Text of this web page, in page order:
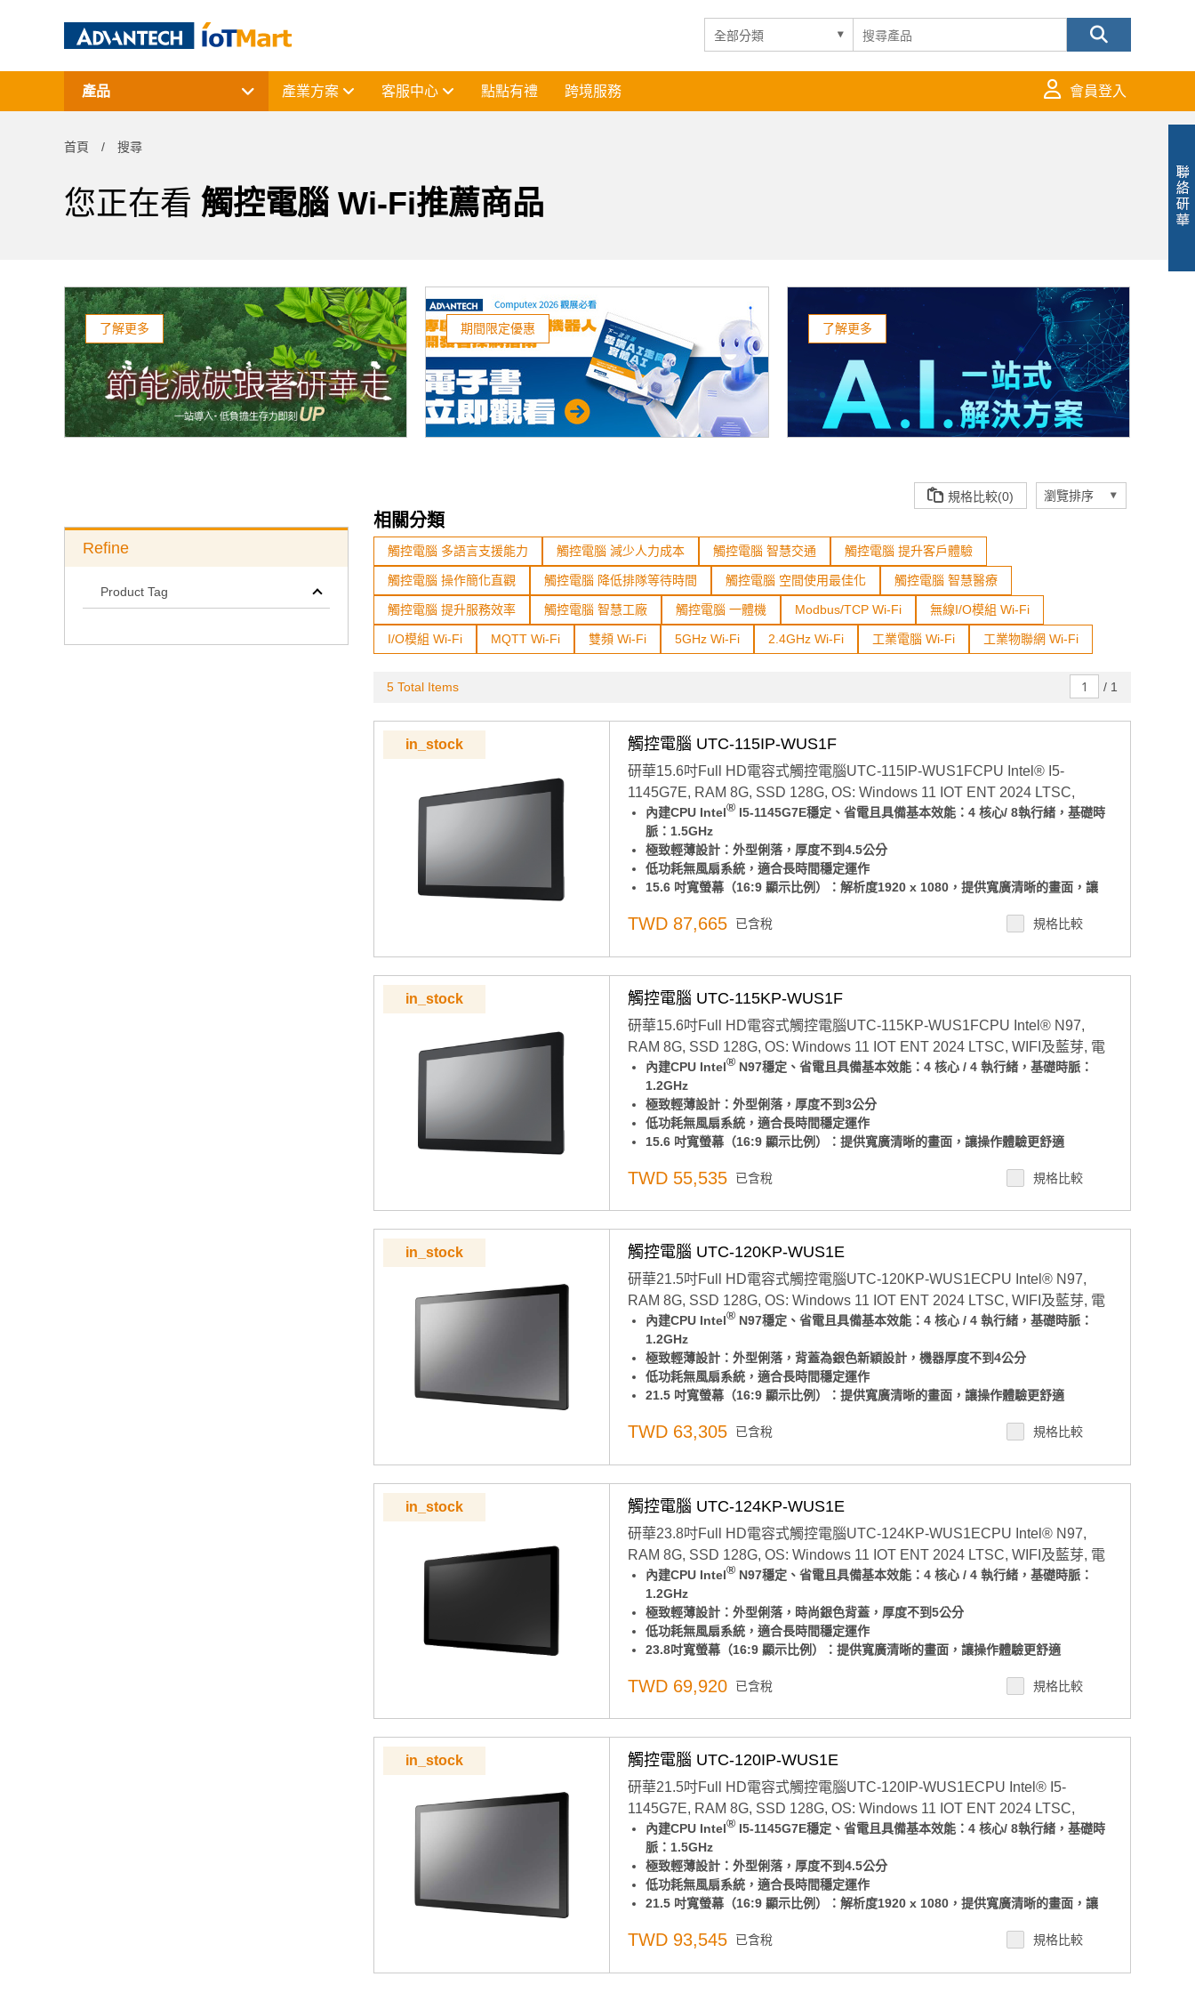
產品 產業方案 客服中心 點點有禮 跨境服務 會員登入
電腦平台
周邊應用組件
授權軟體與研華課程
首頁 搜尋
您正在看 觸控電腦 Wi-Fi推薦商品
了解更多 期間限定優惠 了解更多
規格比較(0)
Refine
Product Tag
相關分類
觸控電腦 多語言支援能力 觸控電腦 減少人力成本 觸控電腦 智慧交通 觸控電腦 提升客戶體驗
觸控電腦 操作簡化直觀 觸控電腦 降低排隊等待時間 觸控電腦 空間使用最佳化 觸控電腦 智慧醫療
觸控電腦 提升服務效率 觸控電腦 智慧工廠 觸控電腦 一體機 Modbus/TCP Wi-Fi 無線I/O模組 Wi-Fi
I/O模組 Wi-Fi MQTT Wi-Fi 雙頻 Wi-Fi 5GHz Wi-Fi 2.4GHz Wi-Fi 工業電腦 Wi-Fi 工業物聯網 Wi-Fi
5 Total Items / 1
in_stock 觸控電腦 UTC-115IP-WUS1F
研華15.6吋Full HD電容式觸控電腦UTC-115IP-WUS1FCPU Intel® I5-
1145G7E, RAM 8G, SSD 128G, OS: Windows 11 IOT ENT 2024 LTSC,
WIFI及藍芽, 電源線（台灣）
內建CPU Intel®I5-1145G7E穩定、省電且具備基本效能：4 核心/ 8執行緒，基礎時
脈：1.5GHz
極致輕薄設計：外型俐落，厚度不到4.5公分
低功耗無風扇系統，適合長時間穩定運作
15.6 吋寬螢幕（16:9 顯示比例）：解析度1920 x 1080，提供寬廣清晰的畫面，讓
前面板達 IP65 防水防塵等級：適用於工廠、廚房、戶外等多種場合
可橫放也可直立使用，不受空間限制，彈性對應各種需求
支援 VESA 100mm 標準壁掛孔：安裝多元，自由擴充不設限
穩定作業系統：內建 Windows 11 IOT ENT LTSC 2024 版本(也可支援Windows
10)
點擊查看
為什麼要用Windows IOT版本？與PRO版本有什麼差異?
此組態也可以搭配不同RAM、SSD規格，若有需要客製化搭配請洽業務諮詢，須注
意：組裝品交期較長，交期以業務確認為準
支援DeviceOn/iService軟體，進行遠端設備管理
TWD 87,665 已含稅 規格比較
in_stock 觸控電腦 UTC-115KP-WUS1F
研華15.6吋Full HD電容式觸控電腦UTC-115KP-WUS1FCPU Intel® N97,
RAM 8G, SSD 128G, OS: Windows 11 IOT ENT 2024 LTSC, WIFI及藍芽, 電
源線（台灣）
內建CPU Intel®N97穩定、省電且具備基本效能：4 核心 / 4 執行緒，基礎時脈：
1.2GHz
極致輕薄設計：外型俐落，厚度不到3公分
低功耗無風扇系統，適合長時間穩定運作
15.6 吋寬螢幕（16:9 顯示比例）：提供寬廣清晰的畫面，讓操作體驗更舒適
極簡背蓋設計，支援三向 I/O 走線，佈線整齊清爽，維護更輕鬆
支援 VESA 100mm 標準壁掛孔：安裝多元，自由擴充不設限
穩定作業系統：內建 Windows 11 IOT ENT LTSC 2024 版本(也可支援Windows
10)
點擊查看為什麼要用Windows IOT版本？與PRO版本有什麼差異?
此組態也可以搭配不同RAM、SSD規格，若有需要客製化搭配請洽業務諮詢，須注
意：組裝品交期較長，交期以業務確認為準
TWD 55,535 已含稅 規格比較
in_stock 觸控電腦 UTC-120KP-WUS1E
研華21.5吋Full HD電容式觸控電腦UTC-120KP-WUS1ECPU Intel® N97,
RAM 8G, SSD 128G, OS: Windows 11 IOT ENT 2024 LTSC, WIFI及藍芽, 電
源線（台灣）
內建CPU Intel®N97穩定、省電且具備基本效能：4 核心 / 4 執行緒，基礎時脈：
1.2GHz
極致輕薄設計：外型俐落，背蓋為銀色新穎設計，機器厚度不到4公分
低功耗無風扇系統，適合長時間穩定運作
21.5 吋寬螢幕（16:9 顯示比例）：提供寬廣清晰的畫面，讓操作體驗更舒適
極簡背蓋設計，支援三向 I/O 走線，佈線整齊清爽，維護更輕鬆
支援 VESA 100*100mm 標準壁掛孔：安裝多元，自由擴充不設限
穩定作業系統：內建 Windows 11 IOT ENT LTSC 2024 版本(也可支援Windows
10)
點擊查看 為什麼要用Windows IOT版本？與PRO版本有什麼差異?
此組態也可以搭配不同RAM、SSD規格，若有需要客製化搭配請洽業務諮詢，須注
意：組裝品交期較長，交期以業務確認為準
TWD 63,305 已含稅 規格比較
in_stock 觸控電腦 UTC-124KP-WUS1E
研華23.8吋Full HD電容式觸控電腦UTC-124KP-WUS1ECPU Intel® N97,
RAM 8G, SSD 128G, OS: Windows 11 IOT ENT 2024 LTSC, WIFI及藍芽, 電
源線（台灣）
內建CPU Intel®N97穩定、省電且具備基本效能：4 核心 / 4 執行緒，基礎時脈：
1.2GHz
極致輕薄設計：外型俐落，時尚銀色背蓋，厚度不到5公分
低功耗無風扇系統，適合長時間穩定運作
23.8吋寬螢幕（16:9 顯示比例）：提供寬廣清晰的畫面，讓操作體驗更舒適
極簡背蓋設計，支援三向 I/O 走線，佈線整齊清爽，維護更輕鬆
支援 VESA 100*100mm 標準壁掛孔：安裝多元，自由擴充不設限
穩定作業系統：內建 Windows 11 IOT ENT LTSC 2024 版本(也可支援Windows
10)
點擊查看為什麼要用Windows IOT版本？與PRO版本有什麼差異?
此組態也可以搭配不同RAM、SSD規格，若有需要客製化搭配請洽業務諮詢，須注
意：組裝品交期較長，交期以業務確認為準
TWD 69,920 已含稅 規格比較
in_stock 觸控電腦 UTC-120IP-WUS1E
研華21.5吋Full HD電容式觸控電腦UTC-120IP-WUS1ECPU Intel® I5-
1145G7E, RAM 8G, SSD 128G, OS: Windows 11 IOT ENT 2024 LTSC,
WIFI及藍芽, 電源線（台灣）
內建CPU Intel®I5-1145G7E穩定、省電且具備基本效能：4 核心/ 8執行緒，基礎時
脈：1.5GHz
極致輕薄設計：外型俐落，厚度不到4.5公分
低功耗無風扇系統，適合長時間穩定運作
21.5 吋寬螢幕（16:9 顯示比例）：解析度1920 x 1080，提供寬廣清晰的畫面，讓
前面板達 IP65 防水防塵等級：適用於工廠、廚房、戶外等多種場合
可橫放也可直立使用，不受空間限制，彈性對應各種需求
TWD 93,545 已含稅 規格比較